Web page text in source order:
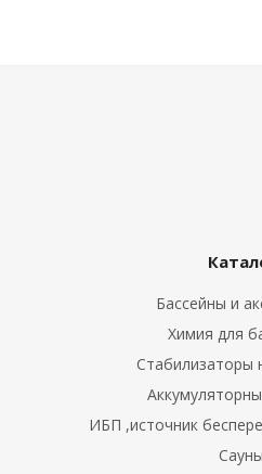
Бассейны и
Химия для
Стабилизаторы
ИБП ,источник
Сауны